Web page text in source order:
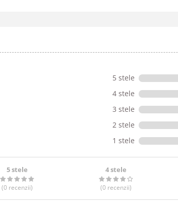
5 stele
4 stele
3 stele
2 stele
1 stele
5 stele
(0 recenzii)
4 stele
(0 recenzii)